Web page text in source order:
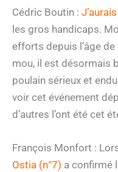
Cédric Boutin :
les gros handicaps.
efforts depuis l’âge
mou, il est désormais
poulain sérieux et
voir cet événement
d’autres l’ont été cet
François Monfort :
Ostia (n°7) a confirmé